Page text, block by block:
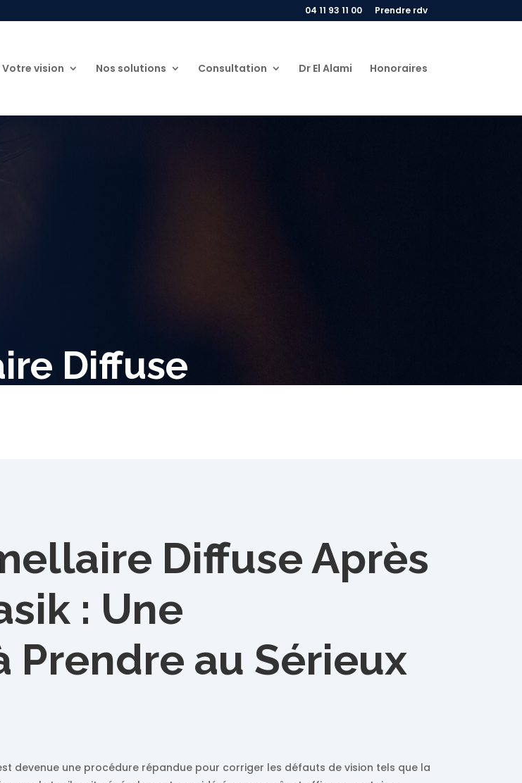
04 11 93 11 00 Prendre rdv
Votre vision Nos solutions Consultation Dr El Alami Honoraires
Diffuse
Diffuse Après
: Une
Prendre au Sérieux
devenue une procédure répandue pour corriger les défauts de vision tels que la